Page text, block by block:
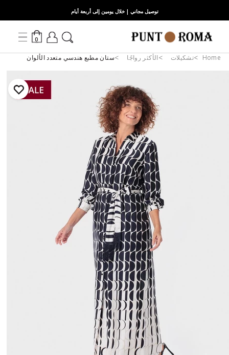
توصيل مجاني | خلال يومين إلى أربعة أيام
0
Home تشكيلات الأكثر رواجًا ستان مطبع هندسي متعدد الألوان